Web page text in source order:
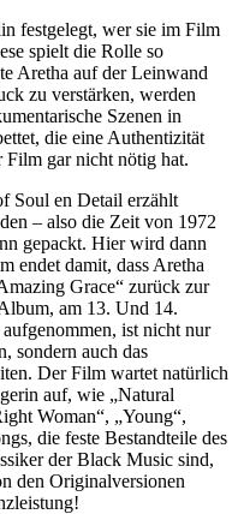
festgelegt, wer sie im Film
spielt die Rolle so
Aretha auf der Leinwand
zu verstärken, werden
Szenen in
die eine Authentizität
Film gar nicht nötig hat.
Soul en Detail erzählt
– also die Zeit von 1972
gepackt. Hier wird dann
endet damit, dass Aretha
Grace“ zurück zur
am 13. Und 14.
ist nicht nur
sondern auch das
Der Film wartet natürlich
auf, wie „Natural
Woman“, „Young“,
die feste Bestandteile des
der Black Music sind,
den Originalversionen